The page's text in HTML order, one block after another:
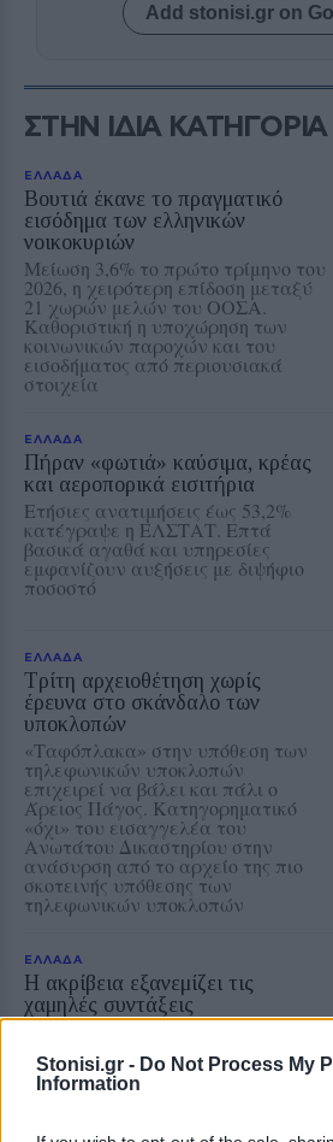
Stonisi.gr - Do Not Process My
Information
Add stonisi.gr on
ΣΤΗΝ ΙΔΙΑ ΚΑΤΗΓΟΡΙΑ
ΕΛΛΑΔΑ
Βουτιά έκανε το πραγματικό
εισόδημα των ελληνικών
νοικοκυριών
Μείωση 3,6% το πρώτο τρίμηνο του
2026, η χειρότερη επίδοση μεταξύ
21 χωρών μελών του ΟΟΣΑ.
Καθοριστική η υποχώρηση των
κοινωνικών παροχών και του
εισοδήματος από περιουσιακά
στοιχεία
ΕΛΛΑΔΑ
Πήραν «φωτιά» καύσιμα, κρέας
και αεροπορικά εισιτήρια
Ετήσιες ανατιμήσεις έως 53,2%
κατέγραψε η ΕΛΣΤΑΤ. Επτά
βασικά αγαθά και υπηρεσίες
εμφανίζουν αυξήσεις με διψήφιο
ποσοστό
ΕΛΛΑΔΑ
Τρίτη αρχειοθέτηση χωρίς
έρευνα στο σκάνδαλο των
υποκλοπών
«Ταφόπλακα» στην υπόθεση των
τηλεφωνικών υποκλοπών
επιχειρεί να βάλει και πάλι ο
Άρειος Πάγος. Κατηγορηματικό
«όχι» του εισαγγελέα του
Ανωτάτου Δικαστηρίου στην
ανάσυρση από το αρχείο της πιο
σκοτεινής υπόθεσης των
τηλεφωνικών υποκλοπών
ΕΛΛΑΔΑ
Η ακρίβεια εξανεμίζει τις
χαμηλές συντάξεις